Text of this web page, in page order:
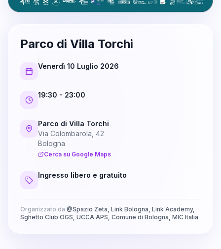
Parco di Villa Torchi
Venerdì 10 Luglio 2026
19:30 - 23:00
Parco di Villa Torchi
Via Colombarola, 42
Bologna
Cerca su Google Maps
Ingresso libero e gratuito
Organizzato da @Spazio Zeta, Link Bologna, Link Academy,
Sghetto Club OGS, UCCA APS, Comune di Bologna, MIC Italia